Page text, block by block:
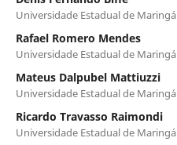
Universidade Estadual de Maringá
Rafael Romero Mendes
Universidade Estadual de Maringá
Mateus Dalpubel Mattiuzzi
Universidade Estadual de Maringá
Ricardo Travasso Raimondi
Universidade Estadual de Maringá